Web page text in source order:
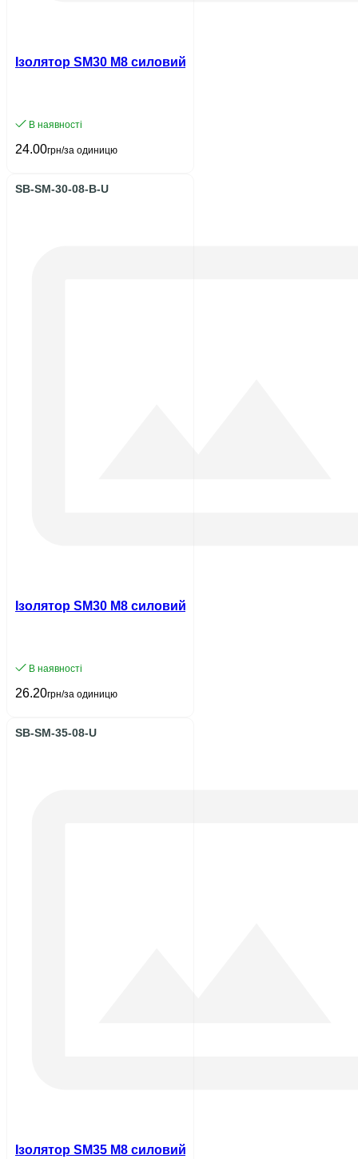
Ізолятор SM30 М8 силовий UEC
В наявності
24.00грн/за одиницю
SB-SM-30-08-B-U
Ізолятор SM30 М8 силовий з болтом UEC
В наявності
26.20грн/за одиницю
SB-SM-35-08-U
Ізолятор SM35 М8 силовий UEC